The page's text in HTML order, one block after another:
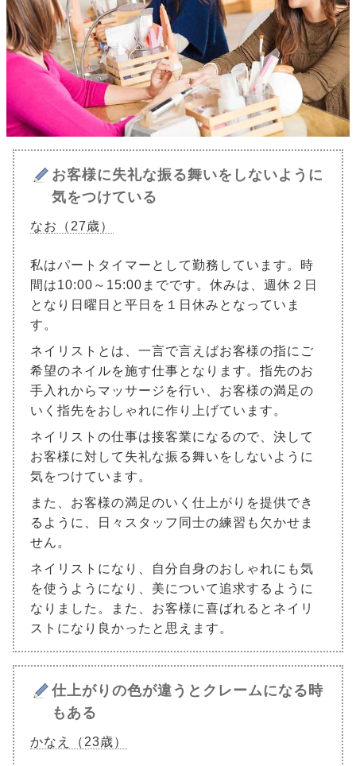
お客様に失礼な振る舞いをしないように
気をつけている
なお（27歳）
私はパートタイマーとして勤務しています。時
間は10:00～15:00までです。休みは、週休２日
となり日曜日と平日を１日休みとなっていま
す。
ネイリストとは、一言で言えばお客様の指にご
希望のネイルを施す仕事となります。指先のお
手入れからマッサージを行い、お客様の満足の
いく指先をおしゃれに作り上げています。
ネイリストの仕事は接客業になるので、決して
お客様に対して失礼な振る舞いをしないように
気をつけています。
また、お客様の満足のいく仕上がりを提供でき
るように、日々スタッフ同士の練習も欠かせま
せん。
ネイリストになり、自分自身のおしゃれにも気
を使うようになり、美について追求するように
なりました。また、お客様に喜ばれるとネイリ
ストになり良かったと思えます。
仕上がりの色が違うとクレームになる時
もある
かなえ（23歳）